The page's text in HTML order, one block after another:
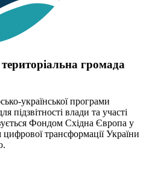
громада
української програми
підзвітності влади та участі
Фондом Східна Європа у
цифрової трансформації України